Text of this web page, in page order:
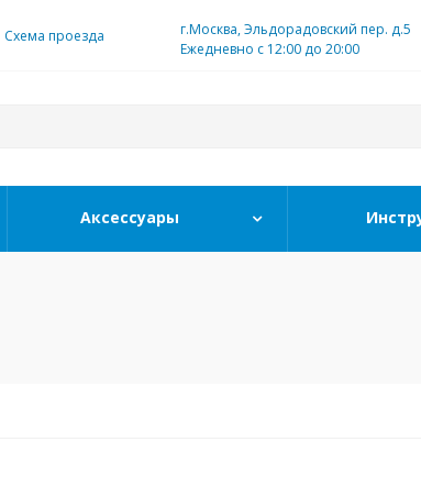
Схема проезда
г.Москва, Эльдорадовский пер. д.5
Ежедневно с 12:00 до 20:00
Аксессуары